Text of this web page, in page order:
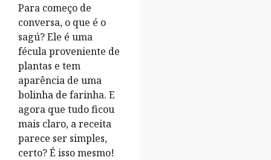
Para começo de
conversa, o que é o
sagú? Ele é uma
fécula proveniente de
plantas e tem
aparência de uma
bolinha de farinha. E
agora que tudo ficou
mais claro, a receita
parece ser simples,
certo? É isso mesmo!